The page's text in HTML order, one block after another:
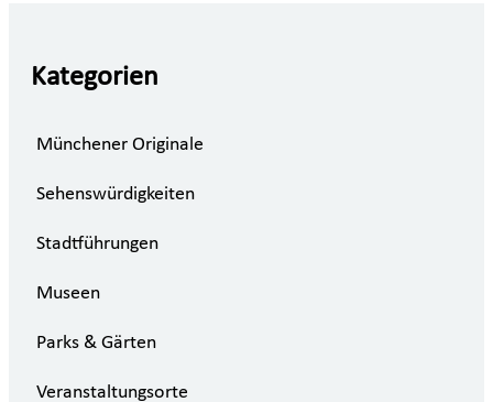
Kategorien
Münchener Originale
Sehenswürdigkeiten
Stadtführungen
Museen
Parks & Gärten
Veranstaltungsorte